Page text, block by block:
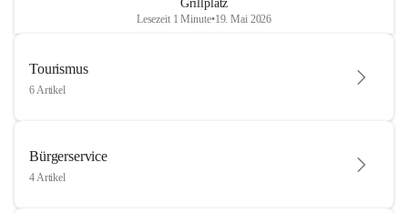
Grillplatz
Lesezeit 1 Minute•19. Mai 2026
Tourismus
6 Artikel
Bürgerservice
4 Artikel